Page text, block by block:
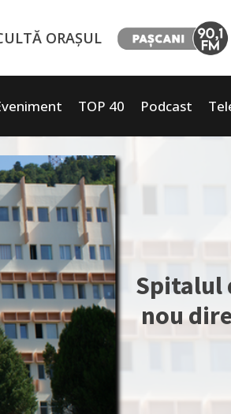
ORAȘUL
TOP 40 Podcast
Spitalul
nou